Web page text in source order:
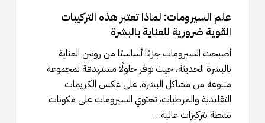
التركيبات
القوية
ضرورية
للعناية
بالبشرة
علم السيرومات: لماذا تعتبر هذه التركيبات
القوية ضرورية للعناية بالبشرة
أصبحت السيرومات جزءًا أساسيًا من روتين العناية
بالبشرة الحديثة، حيث توفر حلولًا مستهدفة لمجموعة
متنوعة من مشاكل البشرة. على عكس الكريمات
التقليدية والمرطبات، تحتوي السيرومات على مكونات
نشطة بتركيزات عالية…